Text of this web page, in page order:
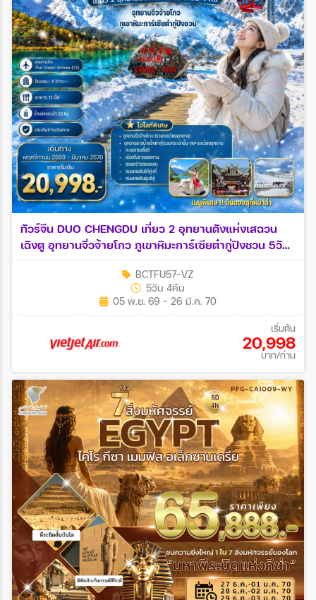
ทัวร์จีน DUO CHENGDU เที่ยว 2 อุทยานดังแห่งเสฉวน
เฉิงตู อุทยานจิ่วจ้ายโกว ภูเขาหิมะการ์เซียต๋ากู่ปิงชวน 5วัน
4คืน (VZ)
BCTFU57-VZ
5วัน 4คืน
05 พ.ย. 69 - 26 มี.ค. 70
เริ่มต้น
20,998
บาท/ท่าน